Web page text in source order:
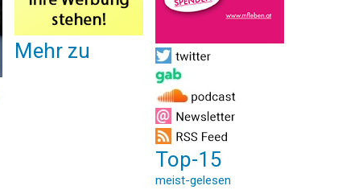
Mehr zu
Top-15
meist-gelesen